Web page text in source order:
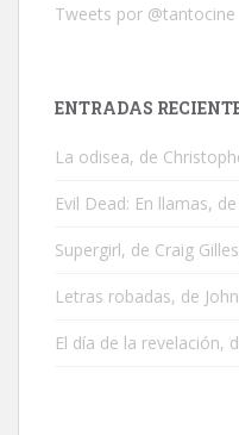
Tweets por @tantocine
ENTRADAS
La odisea, de
Evil Dead: En llamas,
Supergirl, de Craig
Letras robadas, de
El día de la revelación,